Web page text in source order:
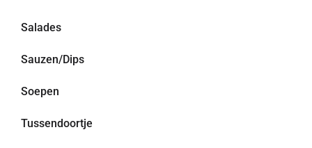
Salades
Sauzen/Dips
Soepen
Tussendoortje